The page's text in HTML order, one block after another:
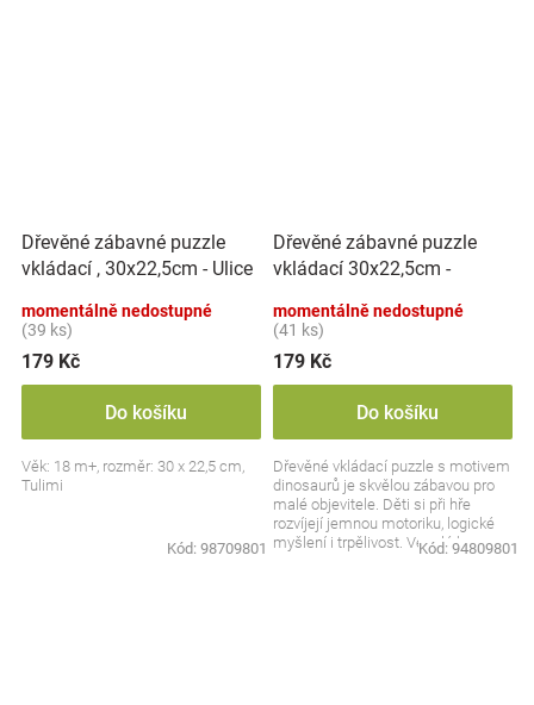
Dřevěné zábavné puzzle
vkládací , 30x22,5cm - Ulice
momentálně nedostupné
(39 ks)
179 Kč
Do košíku
Věk: 18 m+, rozměr: 30 x 22,5 cm,
Tulimi
Kód: 98709801
Dřevěné zábavné puzzle
vkládací 30x22,5cm -
momentálně nedostupné
(41 ks)
179 Kč
Do košíku
Dřevěné vkládací puzzle s motivem
dinosaurů je skvělou zábavou pro
malé objevitele. Děti si při hře
rozvíjejí jemnou motoriku, logické
myšlení i trpělivost. Veselé barvy a
Kód: 94809801